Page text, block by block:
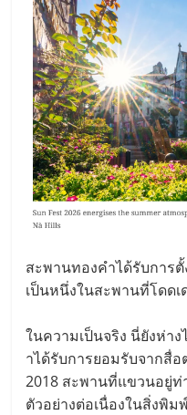
สะพานทองคําได้รับการตั้
เป็นหนึ่งในสะพานที่โดดเ
ในความเป็นจริง นี่ยังห่า
าได้รับการยอมรับจากสื่อ
2018 สะพานที่แขวนอยู่ท่
ตัวอย่างต่อเนื่องในสิ่งพิม